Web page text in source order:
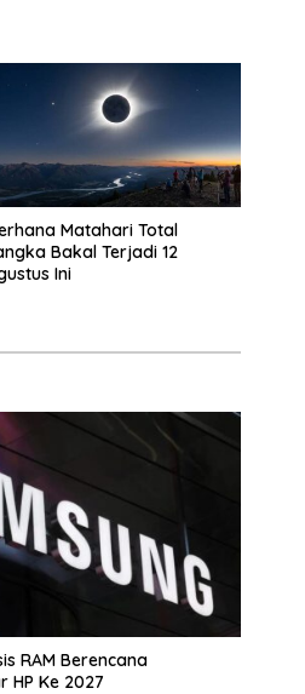
Matahari Total
Bakal Terjadi 12
Ini
RAM Berencana
HP Ke 2027